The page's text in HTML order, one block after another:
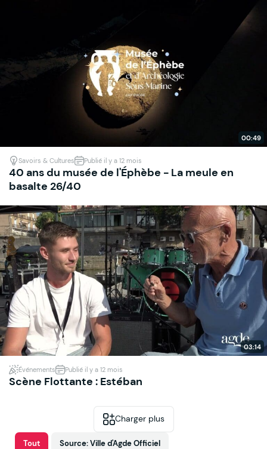
00:49
Savoirs & Cultures Publié il y a 12 mois
40 ans du musée de l'Éphèbe - La meule en
basalte 26/40
03:14
Événements Publié il y a 12 mois
Scène Flottante : Estéban
Charger plus
Tout Source: Ville d'Agde Officiel